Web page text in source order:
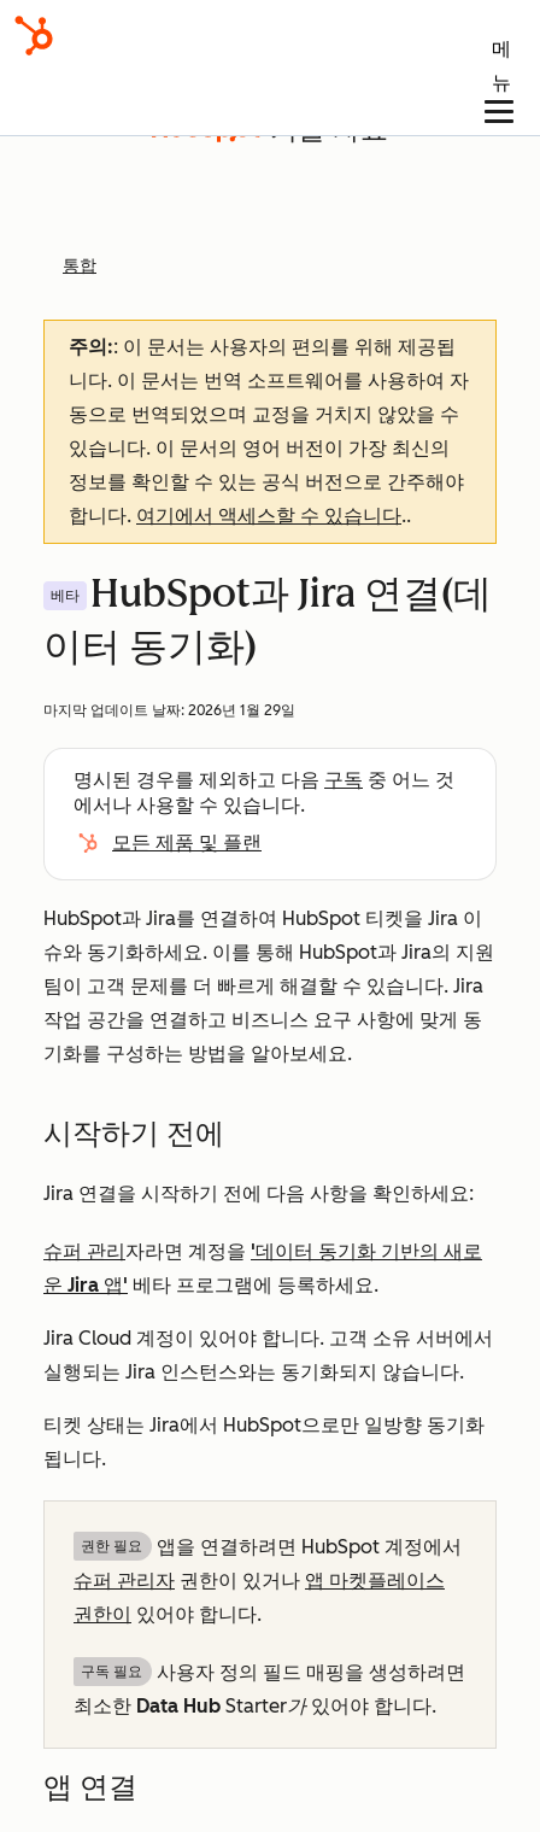
메
뉴
기술 자료
통합
주의:: 이 문서는 사용자의 편의를 위해 제공됩
니다. 이 문서는 번역 소프트웨어를 사용하여 자
동으로 번역되었으며 교정을 거치지 않았을 수
있습니다. 이 문서의 영어 버전이 가장 최신의
정보를 확인할 수 있는 공식 버전으로 간주해야
합니다. 여기에서 액세스할 수 있습니다..
베타
HubSpot과 Jira 연결(데
이터 동기화)
마지막 업데이트 날짜: 2026년 1월 29일
명시된 경우를 제외하고 다음 구독 중 어느 것
에서나 사용할 수 있습니다.
모든 제품 및 플랜
HubSpot과 Jira를 연결하여 HubSpot 티켓을 Jira 이
슈와 동기화하세요. 이를 통해 HubSpot과 Jira의 지원
팀이 고객 문제를 더 빠르게 해결할 수 있습니다. Jira
작업 공간을 연결하고 비즈니스 요구 사항에 맞게 동
기화를 구성하는 방법을 알아보세요.
시작하기 전에
Jira 연결을 시작하기 전에 다음 사항을 확인하세요:
슈퍼 관리자라면 계정을 '데이터 동기화 기반의 새로
운 Jira 앱' 베타 프로그램에 등록하세요.
Jira Cloud 계정이 있어야 합니다. 고객 소유 서버에서
실행되는 Jira 인스턴스와는 동기화되지 않습니다.
티켓 상태는 Jira에서 HubSpot으로만 일방향 동기화
됩니다.
권한 필요
앱을 연결하려면 HubSpot 계정에서
슈퍼 관리자 권한이 있거나 앱 마켓플레이스
권한이 있어야 합니다.
구독 필요
사용자 정의 필드 매핑을 생성하려면
최소한 Data Hub Starter가있어야 합니다.
앱 연결